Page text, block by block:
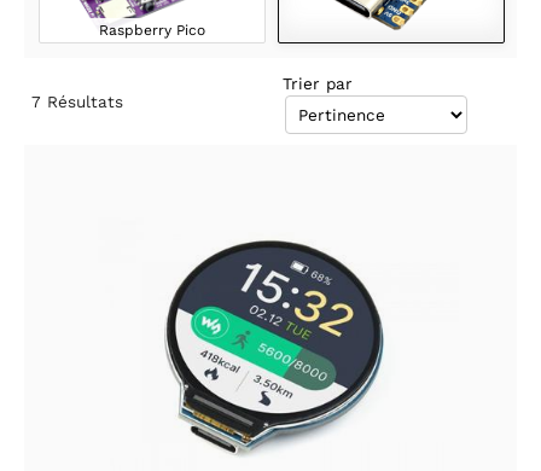
Raspberry Pico
7 Résultats
Trier par